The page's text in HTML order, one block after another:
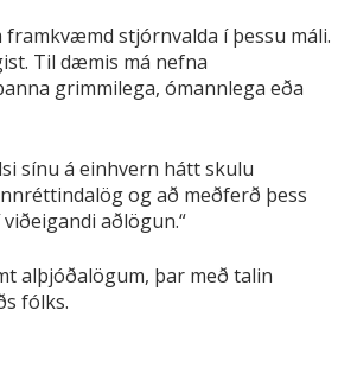
stjórnvalda í þessu máli.
Til dæmis má nefna
grimmilega, ómannlega eða
sínu á einhvern hátt skulu
og að meðferð þess
aðlögun.“
alþjóðalögum, þar með talin
fólks.